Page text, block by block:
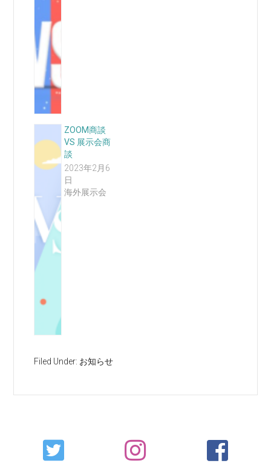
ZOOM商談
VS 展示会商
談
2023年2月6
日
海外展示会
Filed Under: お知らせ
Primary
Sidebar